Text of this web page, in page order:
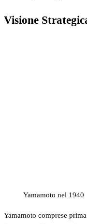
Visione
Yamamoto nel 1940
Yamamoto comprese